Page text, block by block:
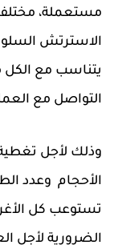
مستعملة، مختلف
الاسترتش
يتناسب مع
التواصل مع
وذلك لأجل
الأحجام وعدد
تستوعب كل
الضرورية لأجل